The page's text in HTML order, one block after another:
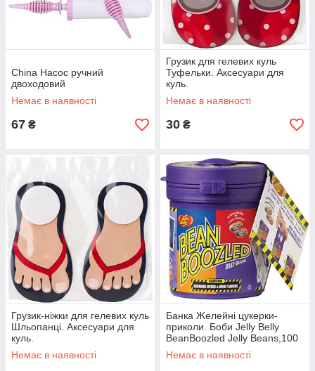
China Насос ручний
двоходовий
Немає в наявності
67 ₴
Грузик для гелевих куль
Туфельки. Аксесуари для
куль.
Немає в наявності
30 ₴
Грузик-ніжки для гелевих куль
Шльопанці. Аксесуари для
куль.
Немає в наявності
Банка Желейні цукерки-
приколи. Боби Jelly Belly
BeanBoozled Jelly Beans,100
рр.
Немає в наявності